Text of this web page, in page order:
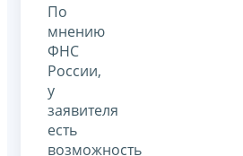
По
мнению
ФНС
России,
у
заявителя
есть
возможность